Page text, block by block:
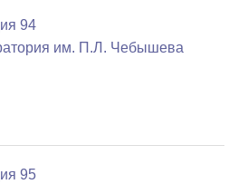
94
им. П.Л. Чебышева
95